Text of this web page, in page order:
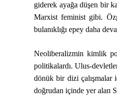
giderek ayağa düşen bir
Marxist feminist gibi.
bulanıklığı epey daha
Neoliberalizmin kimlik
politikalardı. Ulus-
dönük bir dizi çalışmalar
doğrudan içinde yer alan